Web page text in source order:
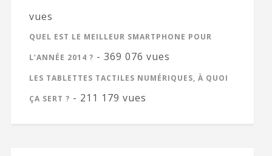
vues
QUEL EST LE MEILLEUR SMARTPHONE POUR
L’ANNÉE 2014 ? - 369 076 vues
LES TABLETTES TACTILES NUMÉRIQUES, À QUOI
ÇA SERT ? - 211 179 vues